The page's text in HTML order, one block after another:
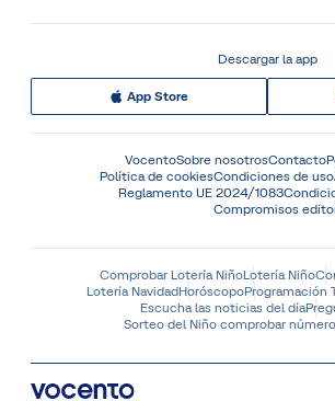
Descargar la app
App Store
VocentoSobre nosotrosContacto
Política de cookiesCondiciones de uso
Reglamento UE 2024/1083
Compromisos
Comprobar Lotería NiñoLotería Niño
Lotería NavidadHoróscopoProgramación
Escucha las noticias del día
Sorteo del Niño comprobar